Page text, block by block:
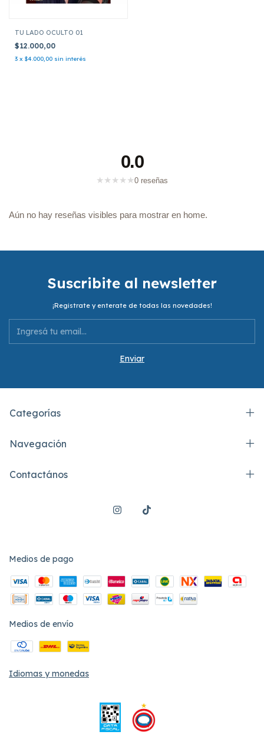
TU LADO OCULTO 01
$12.000,00
3 x $4.000,00 sin interés
0.0
★ ★ ★ ★ ★0 reseñas
Aún no hay reseñas visibles para mostrar en home.
Suscribite al newsletter
¡Registrate y enterate de todas las novedades!
Categorías
Navegación
Contactános
Medios de pago
Medios de envío
Idiomas y monedas